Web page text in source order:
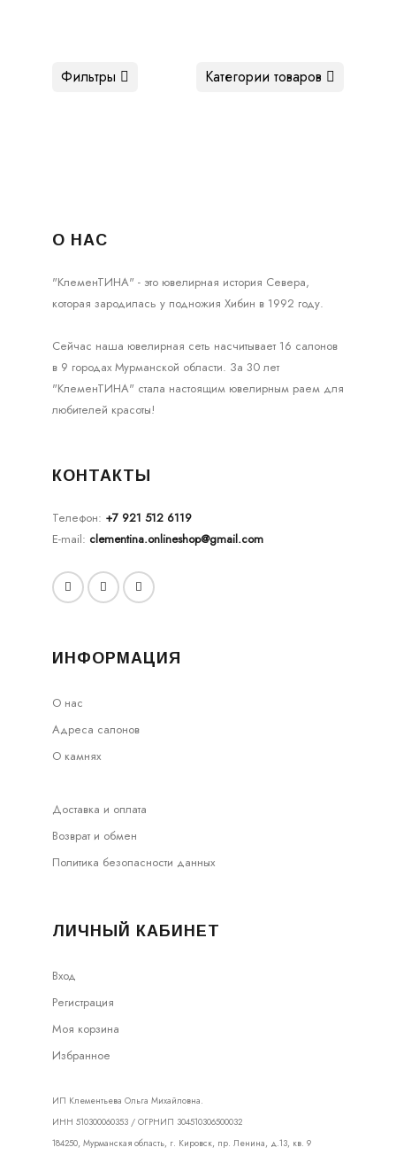
Категории товаров
Фильтры
О НАС
"КлеменТИНА" - это ювелирная история Севера,
которая зародилась у подножия Хибин в 1992 году.
Сейчас наша ювелирная сеть насчитывает 16 салонов
в 9 городах Мурманской области. За 30 лет
"КлеменТИНА" стала настоящим ювелирным раем для
любителей красоты!
КОНТАКТЫ
Телефон: +7 921 512 6119
E-mail: clementina.onlineshop@gmail.com
ИНФОРМАЦИЯ
О нас
Адреса салонов
О камнях
Доставка и оплата
Возврат и обмен
Политика безопасности данных
ЛИЧНЫЙ КАБИНЕТ
Вход
Регистрация
Моя корзина
Избранное
ИП Клементьева Ольга Михайловна.
ИНН 510300060353 / ОГРНИП 304510306500032
184250, Мурманская область, г. Кировск, пр. Ленина, д.13, кв. 9